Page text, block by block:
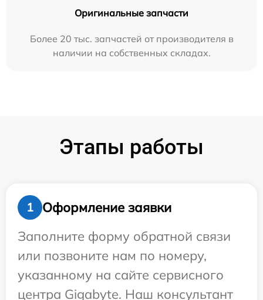
Оригинальные запчасти
Более 20 тыс. запчастей от производителя в
наличии на собственных складах.
Этапы работы
1
Оформление заявки
Заполните форму обратной связи
или позвоните нам по номеру,
указанному на сайте сервисного
центра Gigabyte. Наш консультант